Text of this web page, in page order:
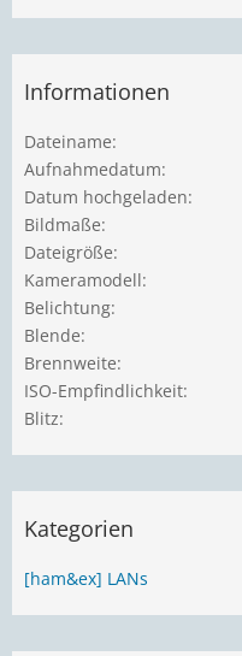
Informationen
Dateiname
Aufnahmedatum
Datum hochgeladen
Bildmaße
Dateigröße
Kameramodell
Belichtung
Blende
Brennweite
ISO-Empfindlichkeit
Blitz
Kategorien
[ham&ex] LANs